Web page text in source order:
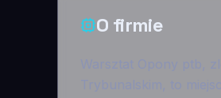
O firmie